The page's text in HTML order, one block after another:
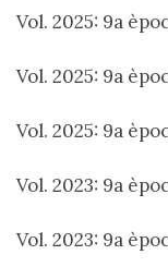
Vol. 2025: 9a
Vol. 2025: 9a
Vol. 2025: 9a
Vol. 2023: 9a
Vol. 2023: 9a